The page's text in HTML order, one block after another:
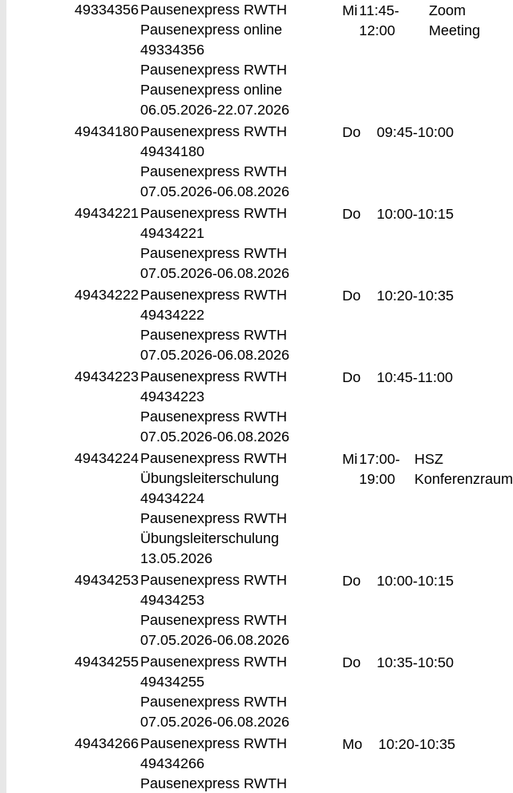
49334356Pausenexpress RWTH
Pausenexpress online
49334356
Pausenexpress RWTH
Pausenexpress online
06.05.2026-22.07.2026
Mi11:45-
12:00
Zoom
Meeting
49434180Pausenexpress RWTH
49434180
Pausenexpress RWTH
07.05.2026-06.08.2026
Do 09:45-10:00
49434221Pausenexpress RWTH
49434221
Pausenexpress RWTH
07.05.2026-06.08.2026
Do 10:00-10:15
49434222Pausenexpress RWTH
49434222
Pausenexpress RWTH
07.05.2026-06.08.2026
Do 10:20-10:35
49434223Pausenexpress RWTH
49434223
Pausenexpress RWTH
07.05.2026-06.08.2026
Do 10:45-11:00
49434224Pausenexpress RWTH
Übungsleiterschulung
49434224
Pausenexpress RWTH
Übungsleiterschulung
13.05.2026
Mi17:00-
19:00
HSZ
Konferenzraum
49434253Pausenexpress RWTH
49434253
Pausenexpress RWTH
07.05.2026-06.08.2026
Do 10:00-10:15
49434255Pausenexpress RWTH
49434255
Pausenexpress RWTH
07.05.2026-06.08.2026
Do 10:35-10:50
49434266Pausenexpress RWTH
49434266
Pausenexpress RWTH
Mo 10:20-10:35